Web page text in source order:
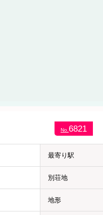
No.6821
最寄り駅
別荘地
地形